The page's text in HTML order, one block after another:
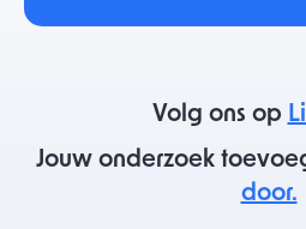
Volg ons op
Jouw onderzoek
door.